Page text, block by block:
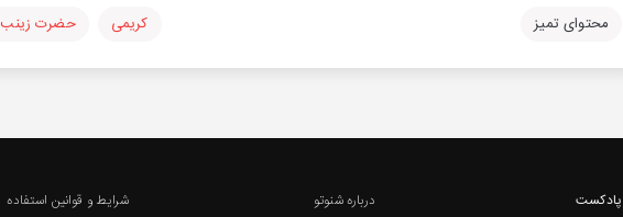
محتوای تمیز کریمی حضرت زینب
پادکست درباره شنوتو شرایط و قوانین استفاده